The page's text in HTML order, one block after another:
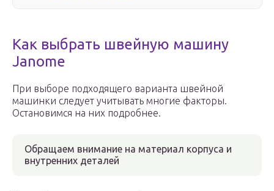
Как выбрать швейную машину
Janome
При выборе подходящего варианта швейной
машинки следует учитывать многие факторы.
Остановимся на них подробнее.
Обращаем внимание на материал корпуса и
внутренних деталей